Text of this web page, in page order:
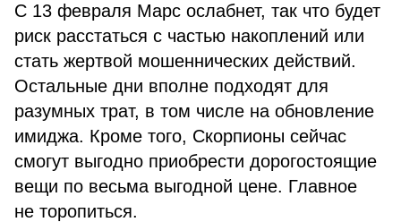
С 13 февраля Марс ослабнет, так что будет
риск расстаться с частью накоплений или
стать жертвой мошеннических действий.
Остальные дни вполне подходят для
разумных трат, в том числе на обновление
имиджа. Кроме того, Скорпионы сейчас
смогут выгодно приобрести дорогостоящие
вещи по весьма выгодной цене. Главное
не торопиться.